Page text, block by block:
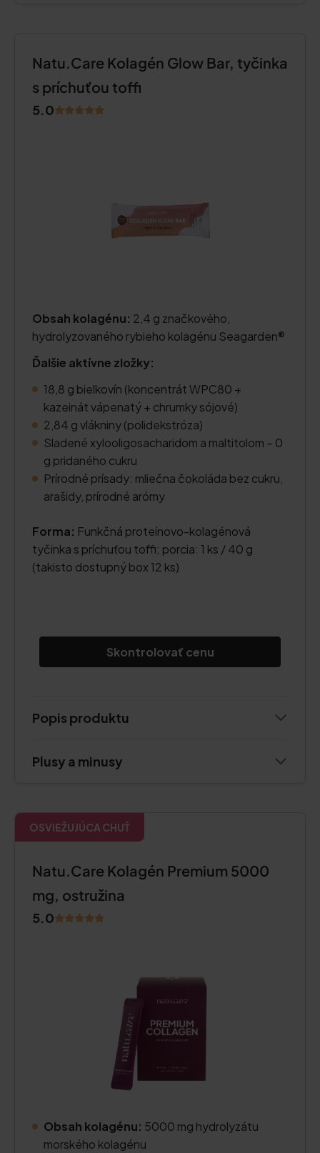
Natu.Care Kolagén Glow Bar, tyčinka
s príchuťou toffi
5.0
Obsah kolagénu: 2,4 g značkového,
hydrolyzovaného rybieho kolagénu Seagarden®
Ďalšie aktívne zložky:
18,8 g bielkovín (koncentrát WPC80 +
kazeinát vápenatý + chrumky sójové)
2,84 g vlákniny (polidekstróza)
Sladené xylooligosacharidom a maltitolom – 0
g pridaného cukru
Prírodné prísady: mliečna čokoláda bez cukru,
arašidy, prírodné arómy
Forma: Funkčná proteínovo-kolagénová
tyčinka s príchuťou toffi; porcia: 1 ks / 40 g
(takisto dostupný box 12 ks)
Skontrolovať cenu
Popis produktu
Plusy a minusy
OSVIEŽUJÚCA CHUŤ
Natu.Care Kolagén Premium 5000
mg, ostružina
5.0
Obsah kolagénu: 5000 mg hydrolyzátu
morského kolagénu